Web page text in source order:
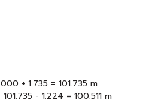
+ 1.735 = 101.735 m
- 1.224 = 100.511 m